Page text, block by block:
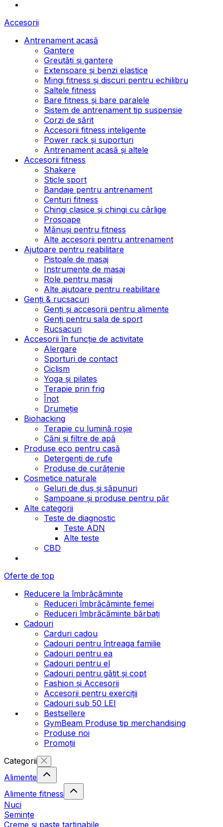
Accesorii
Antrenament acasă
Gantere
Greutăți și gantere
Extensoare și benzi elastice
Mingi fitness și discuri pentru echilibru
Saltele fitness
Bare fitness și bare paralele
Sistem de antrenament tip suspensie
Corzi de sărit
Accesorii fitness inteligente
Power rack și suporturi
Antrenament acasă și altele
Accesorii fitness
Shakere
Sticle sport
Bandaje pentru antrenament
Centuri fitness
Chingi clasice și chingi cu cârlige
Prosoape
Mănuși pentru fitness
Alte accesorii pentru antrenament
Ajutoare pentru reabilitare
Pistoale de masaj
Instrumente de masaj
Role pentru masaj
Alte ajutoare pentru reabilitare
Genți & rucsacuri
Genți și accesorii pentru alimente
Genți pentru sala de sport
Rucsacuri
Accesorii în funcție de activitate
Alergare
Sporturi de contact
Ciclism
Yoga și pilates
Terapie prin frig
Înot
Drumeție
Biohacking
Terapie cu lumină roșie
Căni și filtre de apă
Produse eco pentru casă
Detergenți de rufe
Produse de curățenie
Cosmetice naturale
Geluri de duș și săpunuri
Șampoane și produse pentru păr
Alte categorii
Teste de diagnostic
Teste ADN
Alte teste
CBD
Oferte de top
Reducere la îmbrăcăminte
Reduceri îmbrăcăminte femei
Reduceri îmbrăcăminte bărbați
Cadouri
Carduri cadou
Cadouri pentru întreaga familie
Cadouri pentru ea
Cadouri pentru el
Cadouri pentru gătit și copt
Fashion și Accesorii
Accesorii pentru exerciții
Cadouri sub 50 LEI
Bestsellere
GymBeam Produse tip merchandising
Produse noi
Promoții
Categorii
Alimente
Alimente fitness
Nuci
Semințe
Creme și paste tartinabile